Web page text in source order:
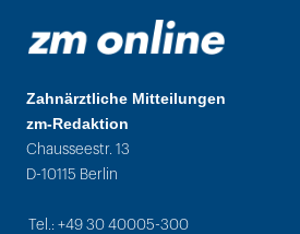
Zahnärztliche Mitteilungen
zm-Redaktion
Chausseestr. 13
D-10115 Berlin
Tel.: +49 30 40005-300